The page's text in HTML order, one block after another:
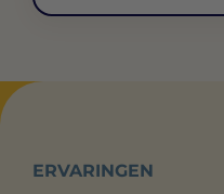
ERVARINGEN